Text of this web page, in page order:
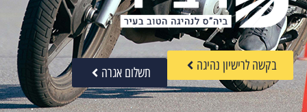
בקשה לרישיון נהיגה תשלום אגרה